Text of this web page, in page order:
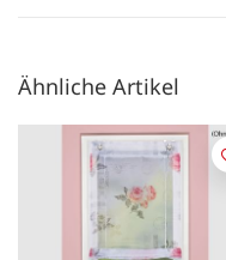
Ähnliche Artikel